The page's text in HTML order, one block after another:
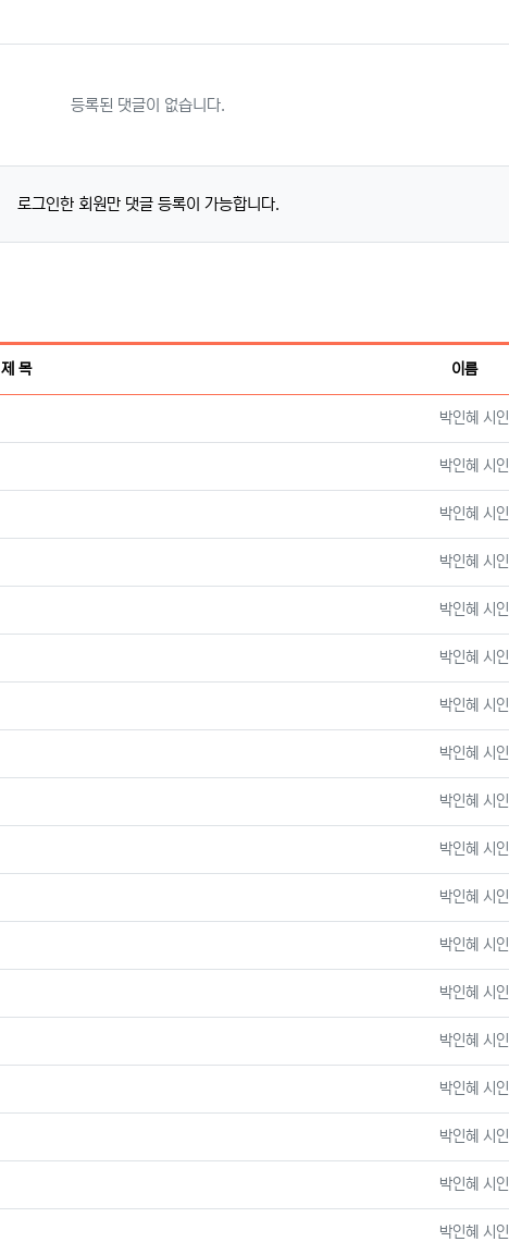
등록된 댓글이 없습니다.
로그인한 회원만 댓글 등록이 가능합니다.
제 목 이름
등록자
박인혜 시인
등록자
박인혜 시인
등록자
박인혜 시인
등록자
박인혜 시인
등록자
박인혜 시인
등록자
박인혜 시인
등록자
박인혜 시인
등록자
박인혜 시인
등록자
박인혜 시인
등록자
박인혜 시인
등록자
박인혜 시인
등록자
박인혜 시인
등록자
박인혜 시인
등록자
박인혜 시인
등록자
박인혜 시인
등록자
박인혜 시인
등록자
박인혜 시인
등록자
박인혜 시인